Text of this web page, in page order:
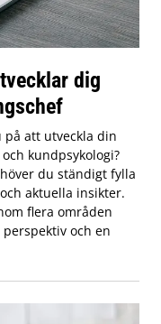
dig
på att utveckla din
kundpsykologi?
du ständigt fylla
aktuella insikter.
flera områden
och en